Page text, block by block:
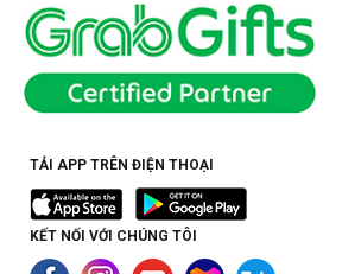
TẢI APP TRÊN ĐIỆN THOẠI
KẾT NỐI VỚI CHÚNG TÔI